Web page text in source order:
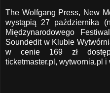
The Wolfgang Press, New
wystąpią 27 października
Międzynarodowego
Soundedit w Klubie
w cenie 169 zł
ticketmaster.pl , wytwornia.pl i